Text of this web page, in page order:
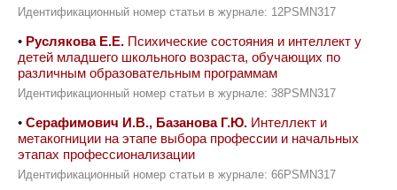
Идентификационный номер статьи в журнале: 12PSMN317
• Руслякова Е.Е. Психические состояния и интеллект у
детей младшего школьного возраста, обучающих по
различным образовательным программам
Идентификационный номер статьи в журнале: 38PSMN317
• Серафимович И.В., Базанова Г.Ю. Интеллект и
метакогниции на этапе выбора профессии и начальных
этапах профессионализации
Идентификационный номер статьи в журнале: 66PSMN317